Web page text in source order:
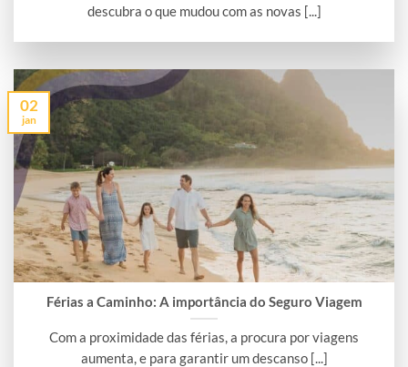
descubra o que mudou com as novas [...]
Férias a Caminho: A importância do Seguro Viagem
Com a proximidade das férias, a procura por viagens
aumenta, e para garantir um descanso [...]
02
jan